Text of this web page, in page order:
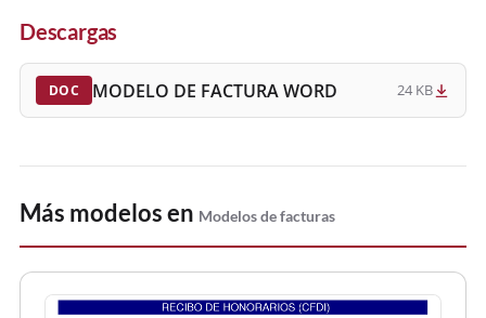
Descargas
DOC MODELO DE FACTURA WORD 24 KB
Más modelos en Modelos de facturas